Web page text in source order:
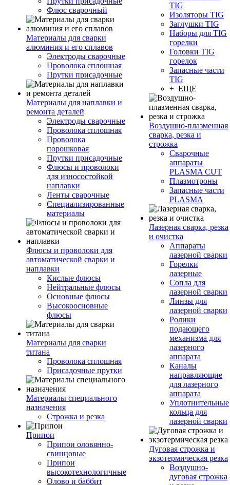
Флюс сварочный
Материалы для сварки
алюминия и его сплавов
Электроды сварочные
Проволока сплошная
Прутки присадочные
Материалы для наплавки и
ремонта деталей
Электроды сварочные
Проволока сплошная
Проволока
порошковая
Прутки присадочные
Флюсы и проволоки
для износостойкой
наплавки
Ленты сварочные
Специализированные
материалы
Флюсы и проволоки для
автоматической сварки и
наплавки
Кислые флюсы
Нейтральные флюсы
Основные флюсы
Высокоосновные
флюсы
Материалы для сварки
титана
Проволока сплошная
Присадочные прутки
Материалы специального
назначения
Строжка и резка
Припои
Припои оловянно-
свинцовые
Припои
высокотехнологичные
Олово и баббит
TIG
Изоляторы TIG
Заглушки TIG
Наборы для TIG
горелки
Головки TIG
горелок
Запасные части
TIG
+ ЕЩЕ
Воздушно-плазменная
сварка, резка и
строжка
Сварочные
аппараты
PLASMA CUT
Плазмотроны
Запасные части
PLASMA
Лазерная сварка, резка
и очистка
Аппараты
лазерной сварки
Горелки
лазерные
Сопла для
лазерной сварки
Линзы для
лазерной сварки
Ролики
подающего
механизма для
лазерного
аппарата
Каналы
направляющие
для лазерного
аппарата
Уплотнительные
кольца для
лазерной сварки
Дуговая строжка и
экзотермическая резка
Воздушно-
дуговая строжка